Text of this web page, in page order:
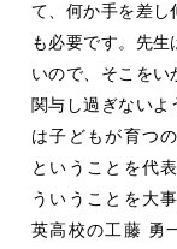
て、何か手を差し
も必要です。先
いので、そこを
関与し過ぎないよ
は子どもが育つ
ということを代
ういうことを大
英高校の工藤 勇